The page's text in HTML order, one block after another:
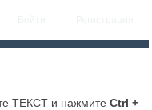
ТЕКСТ и нажмите Ctrl +